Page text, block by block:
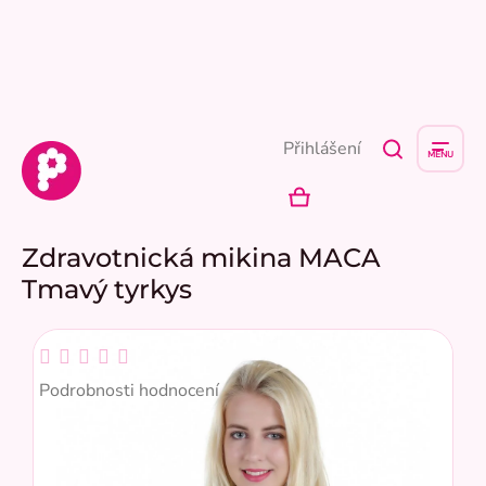
Přihlášení
NÁKUPNÍ
Zdravotnická mikina MACA
Tmavý tyrkys
Průměrné
hodnocení
Podrobnosti hodnocení